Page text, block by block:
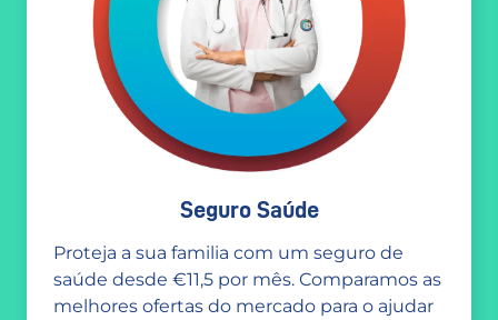
Seguro Saúde
Proteja a sua familia com um seguro de
saúde desde €11,5 por mês. Comparamos as
melhores ofertas do mercado para o ajudar